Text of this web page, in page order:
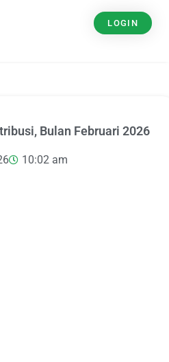
LOGIN
Bulan Februari 2026
10:02 am